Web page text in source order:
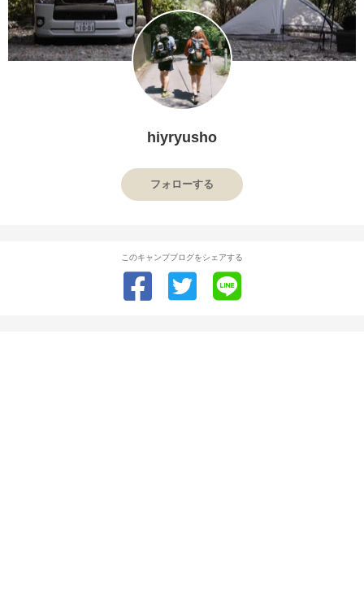
hiyryusho
フォローする
このキャンプブログをシェアする